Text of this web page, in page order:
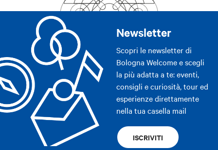
Newsletter
Scopri le newsletter di
Bologna Welcome e scegli
la più adatta a te: eventi,
consigli e curiosità, tour ed
esperienze direttamente
nella tua casella mail
ISCRIVITI